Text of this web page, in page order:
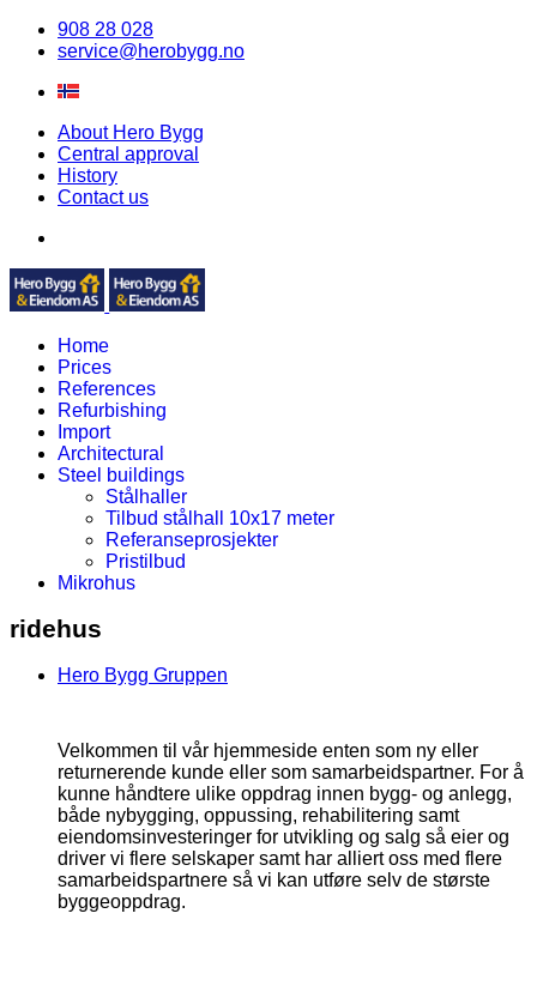
908 28 028
service@herobygg.no
About Hero Bygg
Central approval
History
Contact us
Home
Prices
References
Refurbishing
Import
Architectural
Steel buildings
Stålhaller
Tilbud stålhall 10x17 meter
Referanseprosjekter
Pristilbud
Mikrohus
ridehus
Hero Bygg Gruppen
Velkommen til vår hjemmeside enten som ny eller
returnerende kunde eller som samarbeidspartner. For å
kunne håndtere ulike oppdrag innen bygg- og anlegg,
både nybygging, oppussing, rehabilitering samt
eiendomsinvesteringer for utvikling og salg så eier og
driver vi flere selskaper samt har alliert oss med flere
samarbeidspartnere så vi kan utføre selv de største
byggeoppdrag.